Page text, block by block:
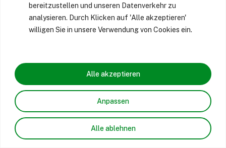
bereitzustellen und unseren Datenverkehr zu
analysieren. Durch Klicken auf 'Alle akzeptieren'
willigen Sie in unsere Verwendung von Cookies ein.
Anpassen
Alle ablehnen
Alle akzeptieren